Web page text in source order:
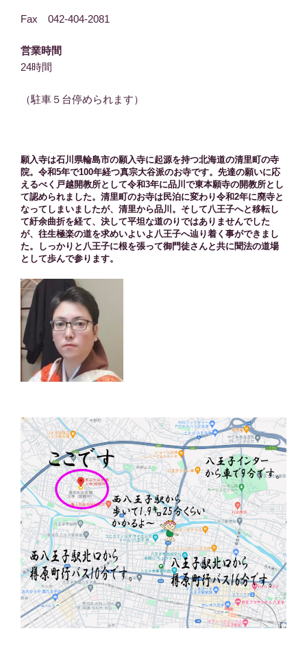
Fax 042-404-2081
営業時間
24時間
（駐車５台停められます）
願入寺は石川県輪島市の願入寺に起源を持つ北海道の清里町の寺
院。令和5年で100年経つ真宗大谷派のお寺です。先達の願いに応
えるべく戸越開教所として令和3年に品川で東本願寺の開教所とし
て認められました。清里町のお寺は民泊に変わり令和2年に廃寺と
なってしまいましたが、清里から品川。そして八王子へと移転し
て紆余曲折を経て、決して平坦な道のりではありませんでした
が、往生極楽の道を求めいよいよ八王子へ辿り着く事ができまし
た。しっかりと八王子に根を張って御門徒さんと共に聞法の道場
として歩んで参ります。